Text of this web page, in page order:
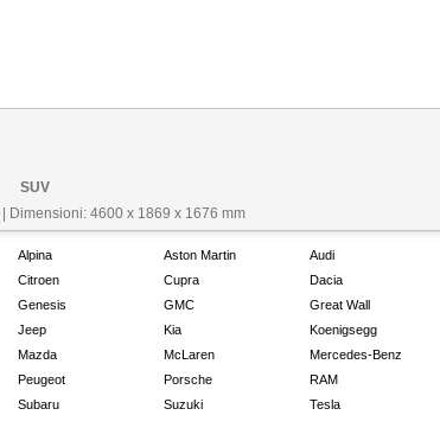
SUV
Dimensioni: 4600 x 1869 x 1676 mm
Alpina Aston Martin Audi
Citroen Cupra Dacia
Genesis GMC Great Wall
Jeep Kia Koenigsegg
Mazda McLaren Mercedes-Benz
Peugeot Porsche RAM
Subaru Suzuki Tesla